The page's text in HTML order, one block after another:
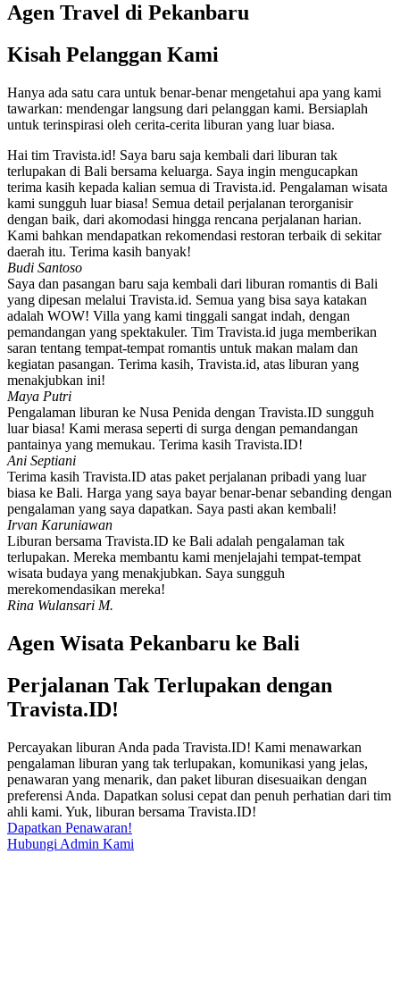
Agen Travel di Pekanbaru
Kisah Pelanggan Kami
Hanya ada satu cara untuk benar-benar mengetahui apa yang kami
tawarkan: mendengar langsung dari pelanggan kami. Bersiaplah
untuk terinspirasi oleh cerita-cerita liburan yang luar biasa.
Hai tim Travista.id! Saya baru saja kembali dari liburan tak
terlupakan di Bali bersama keluarga. Saya ingin mengucapkan
terima kasih kepada kalian semua di Travista.id. Pengalaman wisata
kami sungguh luar biasa! Semua detail perjalanan terorganisir
dengan baik, dari akomodasi hingga rencana perjalanan harian.
Kami bahkan mendapatkan rekomendasi restoran terbaik di sekitar
daerah itu. Terima kasih banyak!
Budi Santoso
Saya dan pasangan baru saja kembali dari liburan romantis di Bali
yang dipesan melalui Travista.id. Semua yang bisa saya katakan
adalah WOW! Villa yang kami tinggali sangat indah, dengan
pemandangan yang spektakuler. Tim Travista.id juga memberikan
saran tentang tempat-tempat romantis untuk makan malam dan
kegiatan pasangan. Terima kasih, Travista.id, atas liburan yang
menakjubkan ini!
Maya Putri
Pengalaman liburan ke Nusa Penida dengan Travista.ID sungguh
luar biasa! Kami merasa seperti di surga dengan pemandangan
pantainya yang memukau. Terima kasih Travista.ID!
Ani Septiani
Terima kasih Travista.ID atas paket perjalanan pribadi yang luar
biasa ke Bali. Harga yang saya bayar benar-benar sebanding dengan
pengalaman yang saya dapatkan. Saya pasti akan kembali!
Irvan Karuniawan
Liburan bersama Travista.ID ke Bali adalah pengalaman tak
terlupakan. Mereka membantu kami menjelajahi tempat-tempat
wisata budaya yang menakjubkan. Saya sungguh
merekomendasikan mereka!
Rina Wulansari M.
Agen Wisata Pekanbaru ke Bali
Perjalanan Tak Terlupakan dengan
Travista.ID!
Percayakan liburan Anda pada Travista.ID! Kami menawarkan
pengalaman liburan yang tak terlupakan, komunikasi yang jelas,
penawaran yang menarik, dan paket liburan disesuaikan dengan
preferensi Anda. Dapatkan solusi cepat dan penuh perhatian dari tim
ahli kami. Yuk, liburan bersama Travista.ID!
Dapatkan Penawaran!
Hubungi Admin Kami